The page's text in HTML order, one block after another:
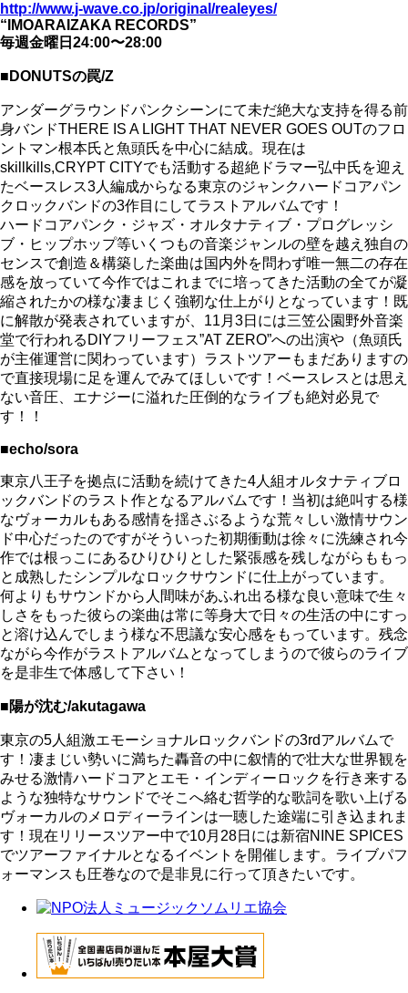
http://www.j-wave.co.jp/original/realeyes/
“IMOARAIZAKA RECORDS”
毎週金曜日24:00〜28:00
■DONUTSの罠/Z
アンダーグラウンドパンクシーンにて未だ絶大な支持を得る前
身バンドTHERE IS A LIGHT THAT NEVER GOES OUTのフロ
ントマン根本氏と魚頭氏を中心に結成。現在は
skillkills,CRYPT CITYでも活動する超絶ドラマー弘中氏を迎え
たベースレス3人編成からなる東京のジャンクハードコアパン
クロックバンドの3作目にしてラストアルバムです！
ハードコアパンク・ジャズ・オルタナティブ・プログレッシ
ブ・ヒップホップ等いくつもの音楽ジャンルの壁を越え独自の
センスで創造＆構築した楽曲は国内外を問わず唯一無二の存在
感を放っていて今作ではこれまでに培ってきた活動の全てが凝
縮されたかの様な凄まじく強靭な仕上がりとなっています！既
に解散が発表されていますが、11月3日には三笠公園野外音楽
堂で行われるDIYフリーフェス”AT ZERO”への出演や（魚頭氏
が主催運営に関わっています）ラストツアーもまだありますの
で直接現場に足を運んでみてほしいです！ベースレスとは思え
ない音圧、エナジーに溢れた圧倒的なライブも絶対必見で
す！！
■echo/sora
東京八王子を拠点に活動を続けてきた4人組オルタナティブロ
ックバンドのラスト作となるアルバムです！当初は絶叫する様
なヴォーカルもある感情を揺さぶるような荒々しい激情サウン
ド中心だったのですがそういった初期衝動は徐々に洗練され今
作では根っこにあるひりひりとした緊張感を残しながらももっ
と成熟したシンプルなロックサウンドに仕上がっています。
何よりもサウンドから人間味があふれ出る様な良い意味で生々
しさをもった彼らの楽曲は常に等身大で日々の生活の中にすっ
と溶け込んでしまう様な不思議な安心感をもっています。残念
ながら今作がラストアルバムとなってしまうので彼らのライブ
を是非生で体感して下さい！
■陽が沈む/akutagawa
東京の5人組激エモーショナルロックバンドの3rdアルバムで
す！凄まじい勢いに満ちた轟音の中に叙情的で壮大な世界観を
みせる激情ハードコアとエモ・インディーロックを行き来する
ような独特なサウンドでそこへ絡む哲学的な歌詞を歌い上げる
ヴォーカルのメロディーラインは一聴した途端に引き込まれま
す！現在リリースツアー中で10月28日には新宿NINE SPICES
でツアーファイナルとなるイベントを開催します。ライブパフ
ォーマンスも圧巻なので是非見に行って頂きたいです。